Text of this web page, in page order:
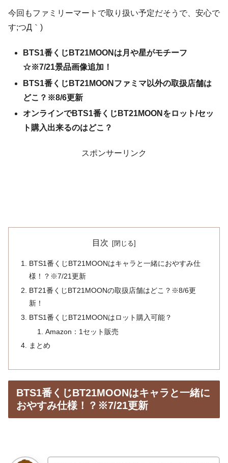
今回もファミリーマートで取り扱い予定だそうで、安心で
す;つД｀)
BTS1番くじBT21MOONは月や星がモチーフ
☆※7/21景品画像追加！
BTS1番くじBT21MOONファミマ以外の取扱店舗は
どこ？※8/6更新
オンラインでBTS1番くじBT21MOONをロット/セッ
ト購入出来るのはどこ？
スポンサーリンク
目次
BTS1番くじBT21MOONはキャラと一緒におやすみ仕
様！？※7/21更新
BT21番くじBT21MOONの取扱店舗はどこ？※8/6更
新！
BTS1番くじBT21MOONはロット購入可能？
Amazon：1セット販売
まとめ
BTS1番くじBT21MOONはキャラと一緒に
おやすみ仕様！？※7/21更新